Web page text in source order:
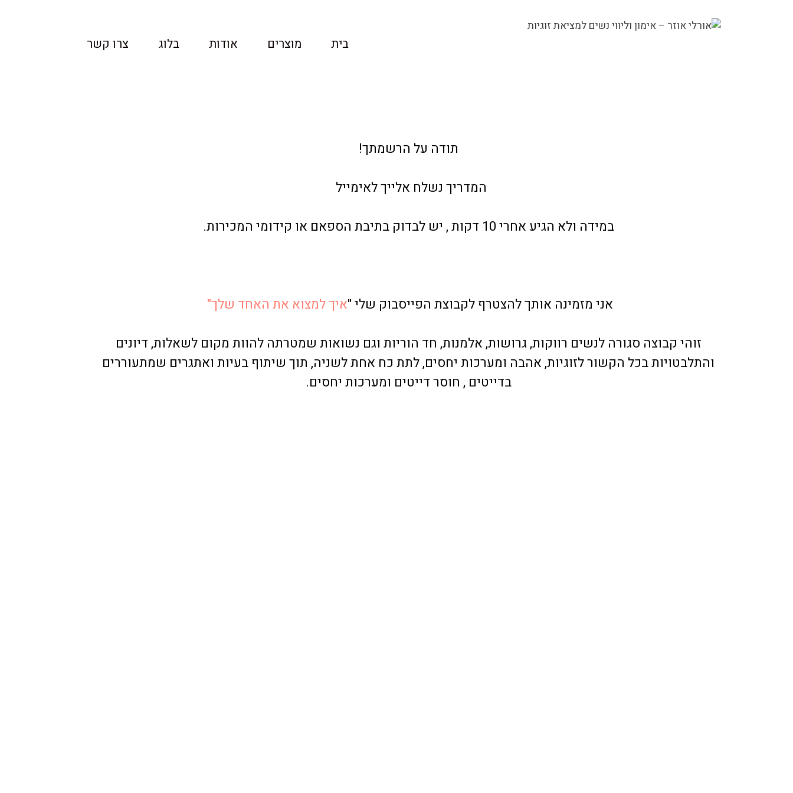
בית מוצרים אודות בלוג צרו קשר
תודה על הרשמתך!
המדריך נשלח אלייך לאימייל
במידה ולא הגיע אחרי 10 דקות , יש לבדוק בתיבת הספאם או קידומי המכירות.
אני מזמינה אותך להצטרף לקבוצת הפייסבוק שלי "איך למצוא את האחד שלך"
זוהי קבוצה סגורה לנשים רווקות, גרושות, אלמנות, חד הוריות וגם נשואות שמטרתה להוות מקום לשאלות, דיונים
והתלבטויות בכל הקשור לזוגיות, אהבה ומערכות יחסים, לתת כח אחת לשניה, תוך שיתוף בעיות ואתגרים שמתעוררים
בדייטים , חוסר דייטים ומערכות יחסים.